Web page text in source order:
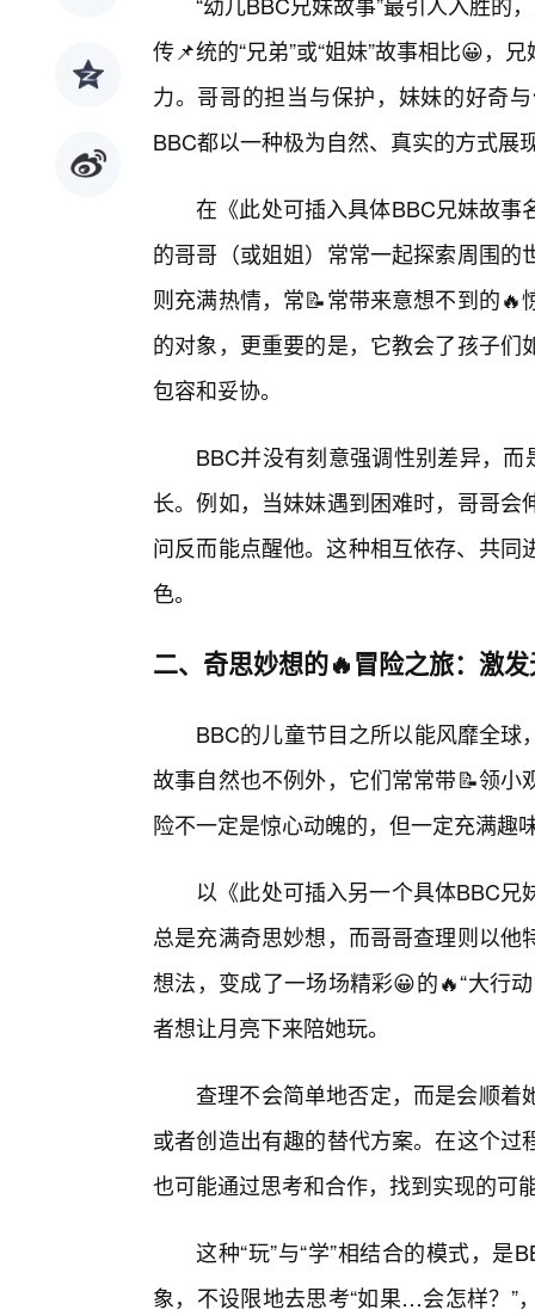
传📌统的“兄弟”或“姐妹”故事相比😀，
力。哥哥的担当与保护，妹妹的好奇
BBC都以一种极为自然、真实的方式展
在《此处可插入具体BBC兄妹故
的哥哥（或姐姐）常常一起探索周围
则充满热情，常📝常带来意想不到的
的对象，更重要的是，它教会了孩子
包容和妥协。
BBC并没有刻意强调性别差异，
长。例如，当妹妹遇到困难时，哥哥
问反而能点醒他。这种相互依存、共
色。
二、奇思妙想的🔥冒险之旅：激
BBC的儿童节目之所以能风靡全
故事自然也不例外，它们常常带📝领
险不一定是惊心动魄的，但一定充满趣
以《此处可插入另一个具体BBC
总是充满奇思妙想，而哥哥查理则以
想法，变成了一场场精彩😀的🔥“大行
者想让月亮下来陪她玩。
查理不会简单地否定，而是会顺着
或者创造出有趣的替代方案。在这个
也可能通过思考和合作，找到实现的可
这种“玩”与“学”相结合的模式，
象，不设限地去思考“如果…会怎样？”